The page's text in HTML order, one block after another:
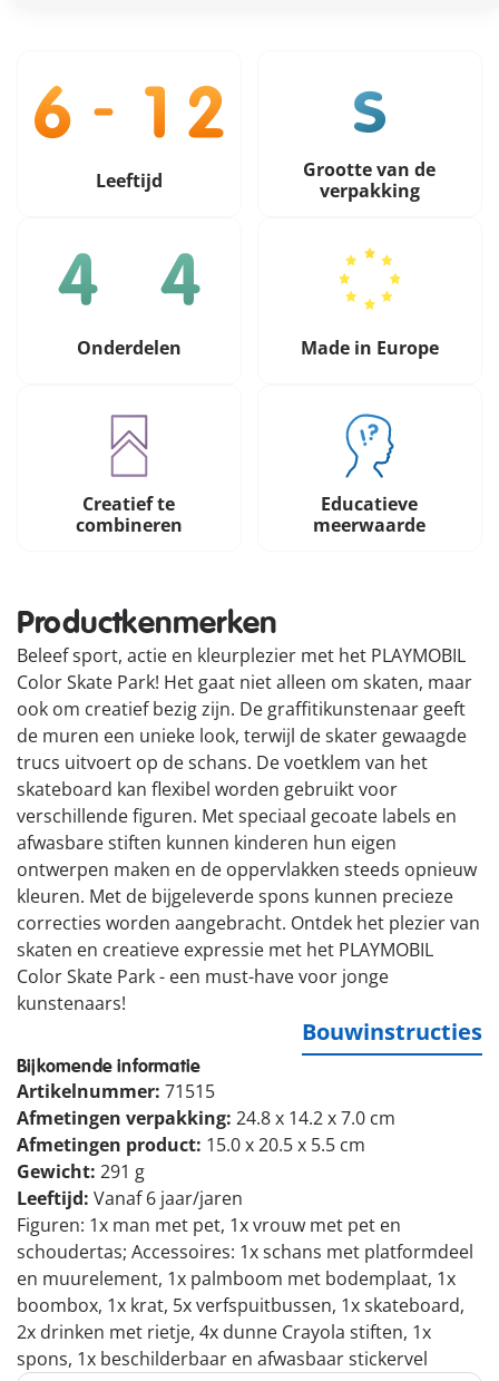
Leeftijd
Grootte van de
verpakking
Onderdelen Made in Europe
Creatief te
combineren
Educatieve
meerwaarde
Productkenmerken
Beleef sport, actie en kleurplezier met het PLAYMOBIL
Color Skate Park! Het gaat niet alleen om skaten, maar
ook om creatief bezig zijn. De graffitikunstenaar geeft
de muren een unieke look, terwijl de skater gewaagde
trucs uitvoert op de schans. De voetklem van het
skateboard kan flexibel worden gebruikt voor
verschillende figuren. Met speciaal gecoate labels en
afwasbare stiften kunnen kinderen hun eigen
ontwerpen maken en de oppervlakken steeds opnieuw
kleuren. Met de bijgeleverde spons kunnen precieze
correcties worden aangebracht. Ontdek het plezier van
skaten en creatieve expressie met het PLAYMOBIL
Color Skate Park - een must-have voor jonge
kunstenaars!
Bouwinstructies
Bijkomende informatie
Artikelnummer: 71515
Afmetingen verpakking: 24.8 x 14.2 x 7.0 cm
Afmetingen product: 15.0 x 20.5 x 5.5 cm
Gewicht: 291 g
Leeftijd: Vanaf 6 jaar/jaren
Figuren: 1x man met pet, 1x vrouw met pet en
schoudertas; Accessoires: 1x schans met platformdeel
en muurelement, 1x palmboom met bodemplaat, 1x
boombox, 1x krat, 5x verfspuitbussen, 1x skateboard,
2x drinken met rietje, 4x dunne Crayola stiften, 1x
spons, 1x beschilderbaar en afwasbaar stickervel